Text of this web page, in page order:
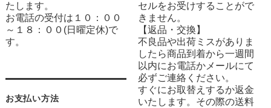
たします。
お電話の受付は１０：００
～１８：００(日曜定休)で
す。
お支払い方法
セルをお受けすることがで
きません。
【返品・交換】
不良品や出荷ミスがありま
したら商品到着から一週間
以内にお電話かメールにて
必ずご連絡ください。
すぐにお取替えするか返金
いたします。その際の送料